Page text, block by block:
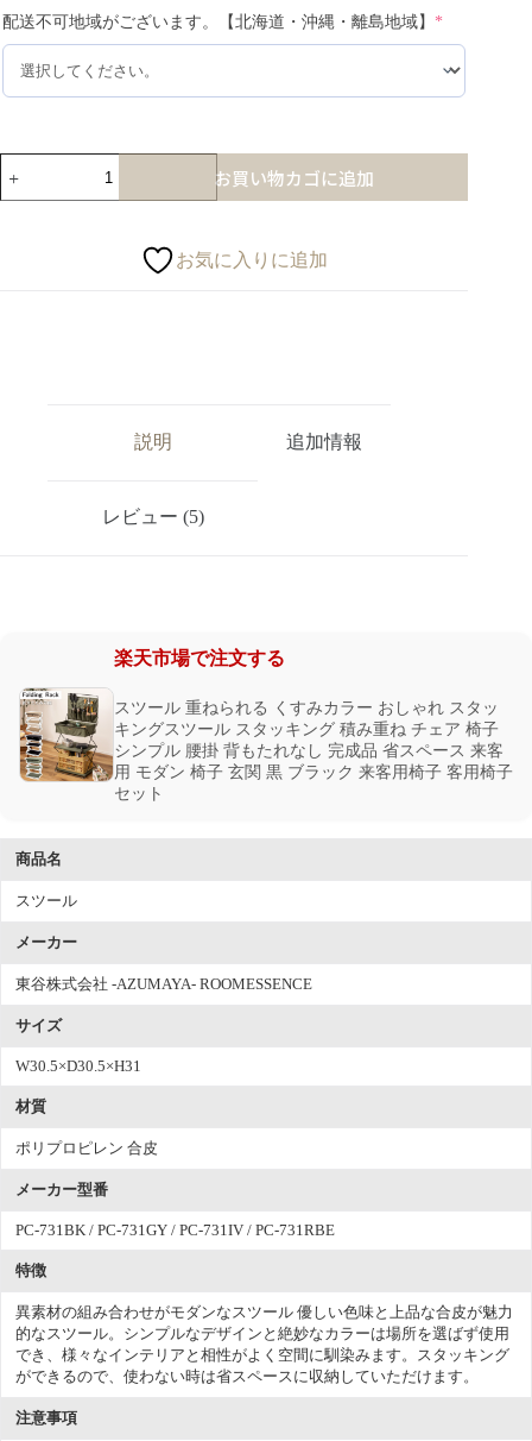
配送不可地域がございます。【北海道・沖縄・離島地域】 *
お買い物カゴに追加
お気に入りに追加
説明 追加情報
レビュー (5)
楽天市場で注文する
スツール 重ねられる くすみカラー おしゃれ スタッ
キングスツール スタッキング 積み重ね チェア 椅子
シンプル 腰掛 背もたれなし 完成品 省スペース 来客
用 モダン 椅子 玄関 黒 ブラック 来客用椅子 客用椅子
セット
商品名
スツール
メーカー
東谷株式会社 -AZUMAYA- ROOMESSENCE
サイズ
W30.5×D30.5×H31
材質
ポリプロピレン 合皮
メーカー型番
PC-731BK / PC-731GY / PC-731IV / PC-731RBE
特徴
異素材の組み合わせがモダンなスツール 優しい色味と上品な合皮が魅力
的なスツール。シンプルなデザインと絶妙なカラーは場所を選ばず使用
でき、様々なインテリアと相性がよく空間に馴染みます。スタッキング
ができるので、使わない時は省スペースに収納していただけます。
注意事項